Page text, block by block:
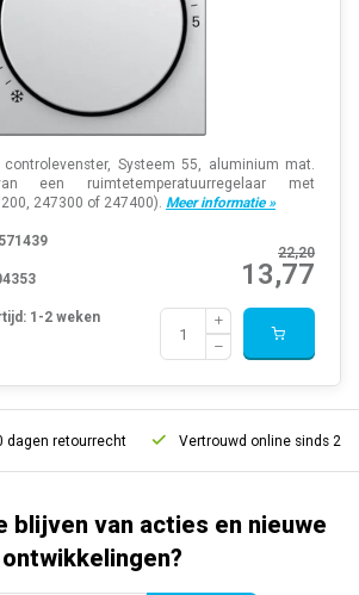
Systeem 55, aluminium mat.
een ruimtetemperatuurregelaar met
247300 of 247400). Meer informatie »
22,20
13,77
571439
1-2 weken
retourrecht Vertrouwd online sinds 2006
blijven van acties en nieuwe
ontwikkelingen?